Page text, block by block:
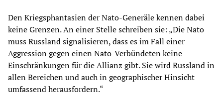
Den Kriegsphantasien der Nato-Generäle kennen dabei
keine Grenzen. An einer Stelle schreiben sie: „Die Nato
muss Russland signalisieren, dass es im Fall einer
Aggression gegen einen Nato-Verbündeten keine
Einschränkungen für die Allianz gibt. Sie wird Russland in
allen Bereichen und auch in geographischer Hinsicht
umfassend herausfordern.“